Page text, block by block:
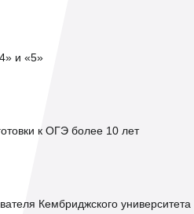
и «5»
к ОГЭ более 10 лет
Кембриджского университета